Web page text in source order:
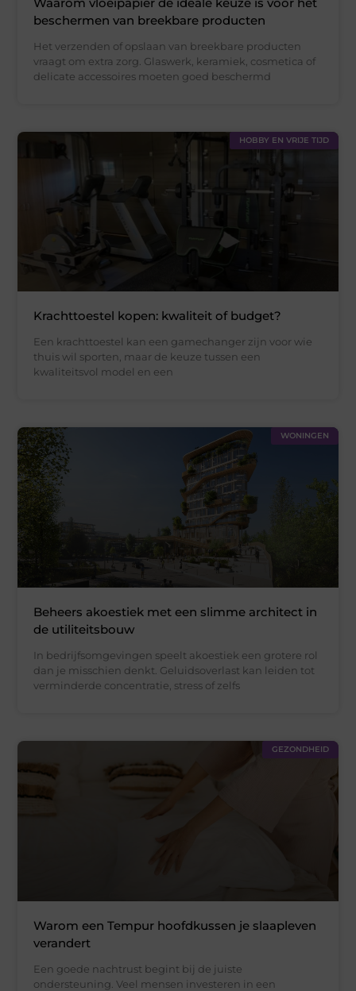
beschermen van breekbare producten
Het verzenden of opslaan van breekbare producten
vraagt om extra zorg. Glaswerk, keramiek, cosmetica of
delicate accessoires moeten goed beschermd
HOBBY EN VRIJE TIJD
Krachttoestel kopen: kwaliteit of budget?
Een krachttoestel kan een gamechanger zijn voor wie
thuis wil sporten, maar de keuze tussen een
kwaliteitsvol model en een
WONINGEN
Beheers akoestiek met een slimme architect in
de utiliteitsbouw
In bedrijfsomgevingen speelt akoestiek een grotere rol
dan je misschien denkt. Geluidsoverlast kan leiden tot
verminderde concentratie, stress of zelfs
GEZONDHEID
Warom een Tempur hoofdkussen je slaapleven
verandert
Een goede nachtrust begint bij de juiste
ondersteuning. Veel mensen investeren in een